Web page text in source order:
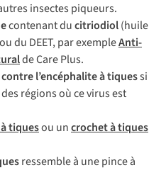
insectes piqueurs.
contenant ducitriodiol(huile
du DEET, par exempleAnti-
de Care Plus.
contre l’encéphalite à tiquessi
régions où ce virus est
tiquesou uncrochet à tiques
ressemble à une pince à